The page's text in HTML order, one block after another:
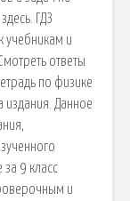
ГДЗ
учебникам и
ответы
по физике
издания. Данное
за 9 класс
и